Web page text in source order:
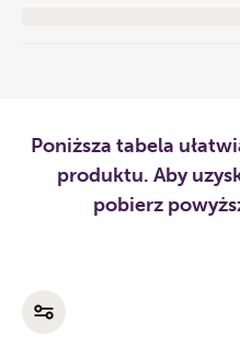
Poniższa tabela
produktu. Aby
pobierz